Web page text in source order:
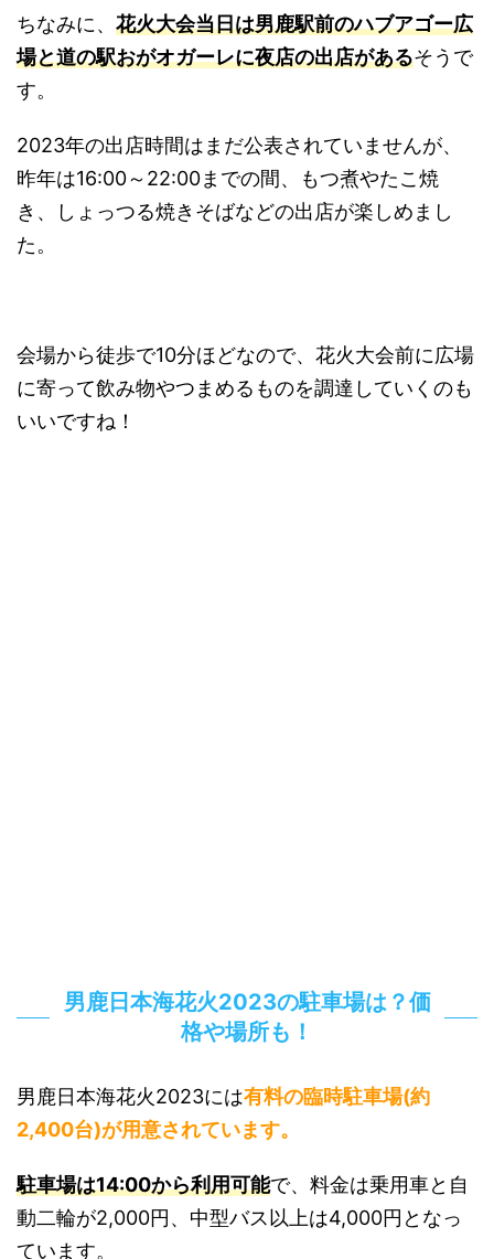
ちなみに、 花火大会当日は男鹿駅前のハブアゴー広
場と道の駅おがオガーレに夜店の出店があるそうで
す。
2023年の出店時間はまだ公表されていませんが、
昨年は16:00～22:00までの間、もつ煮やたこ焼
き、しょっつる焼きそばなどの出店が楽しめまし
た。
会場から徒歩で10分ほどなので、花火大会前に広場
に寄って飲み物やつまめるものを調達していくのも
いいですね！
男鹿日本海花火2023の駐車場は？価
格や場所も！
男鹿日本海花火2023には有料の臨時駐車場(約
2,400台)が用意されています。
駐車場は14:00から利用可能で、料金は乗用車と自
動二輪が2,000円、中型バス以上は4,000円となっ
ています。